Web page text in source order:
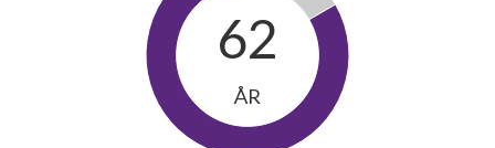
62
ÅR